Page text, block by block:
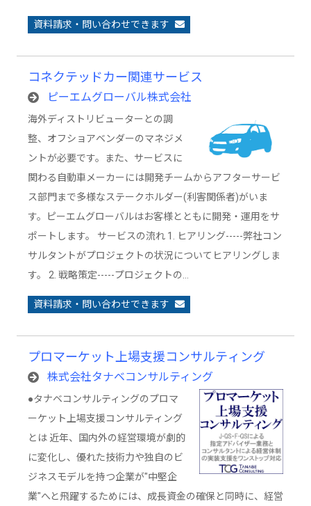
資料請求・問い合わせできます
コネクテッドカー関連サービス
ピーエムグローバル株式会社
海外ディストリビューターとの調
整、オフショアベンダーのマネジメ
ントが必要です。また、サービスに
関わる自動車メーカーには開発チームからアフターサービ
ス部門まで多様なステークホルダー(利害関係者)がいま
す。ピーエムグローバルはお客様とともに開発・運用をサ
ポートします。 サービスの流れ 1. ヒアリング-----弊社コン
サルタントがプロジェクトの状況についてヒアリングしま
す。 2. 戦略策定-----プロジェクトの…
資料請求・問い合わせできます
プロマーケット上場支援コンサルティング
株式会社タナベコンサルティング
●タナベコンサルティングのプロマ
ーケット上場支援コンサルティング
とは 近年、国内外の経営環境が劇的
に変化し、優れた技術力や独自のビ
ジネスモデルを持つ企業が"中堅企
業"へと飛躍するためには、成長資金の確保と同時に、経営